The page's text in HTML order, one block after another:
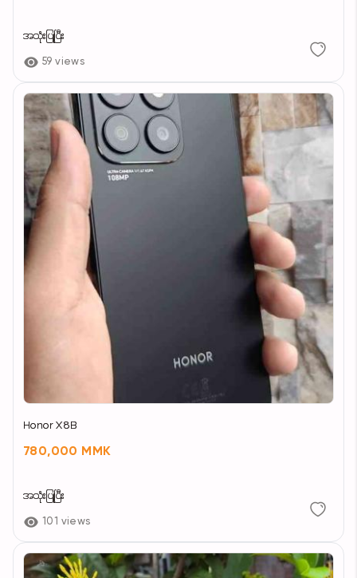
အသုံးပြုပြီး
59 views
Honor X8B
780,000 MMK
အသုံးပြုပြီး
101 views